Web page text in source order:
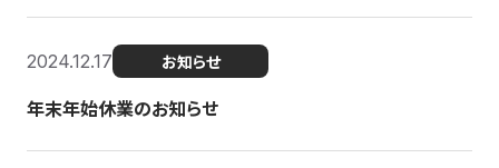
2024.12.17 お知らせ
年末年始休業のお知らせ